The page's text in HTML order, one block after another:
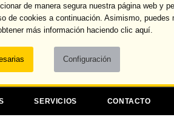
de manera segura nuestra página web y
de cookies a continuación. Asimismo,
más información haciendo clic aquí.
SERVICIOS CONTACTO